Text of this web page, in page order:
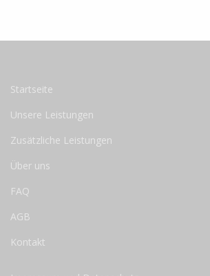
Startseite
Unsere Leistungen
Zusätzliche Leistungen
Über uns
FAQ
AGB
Kontakt